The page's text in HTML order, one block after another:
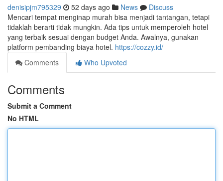
denisipjm795329 52 days ago News
Discuss
Mencari tempat menginap murah bisa menjadi tantangan, tetapi
tidaklah berarti tidak mungkin. Ada tips untuk memperoleh hotel
yang terbaik sesuai dengan budget Anda. Awalnya, gunakan
platform pembanding biaya hotel. https://cozzy.id/
Comments
Who Upvoted
Comments
Submit a Comment
No HTML